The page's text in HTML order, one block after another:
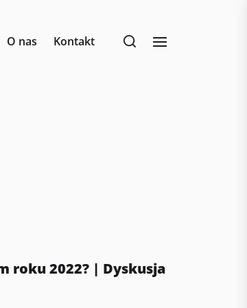
O nas Kontakt
roku 2022? | Dyskusja